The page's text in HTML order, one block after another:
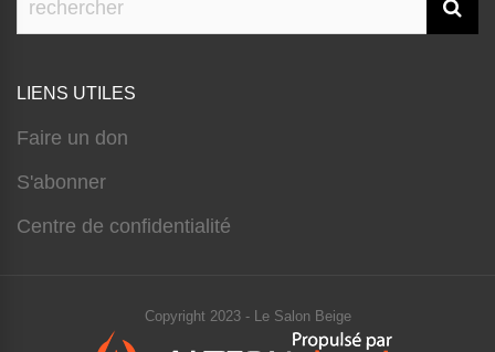
LIENS UTILES
Faire un don
S'abonner
Centre de confidentialité
Copyright 2023 - Le Salon Beige